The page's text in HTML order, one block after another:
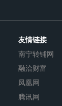
友情链接
南宁转铺网
融洽财富
凤凰网
腾讯网